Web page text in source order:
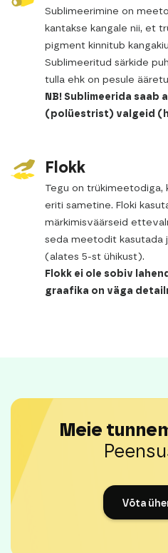
Sublimeerimine on
kantakse kangale nii, et
pigment kinnitub
Sublimeeritud särkide
tulla ehk on pesule
NB! Sublimeerida saab
(polüestrist) valgeid
Flokk
Tegu on trükimeetodiga,
eriti sametine. Floki
märkimisväärseid
seda meetodit kasutada
(alates 5-st ühikust).
Flokk ei ole sobiv
graafika on väga
Meie
Võta